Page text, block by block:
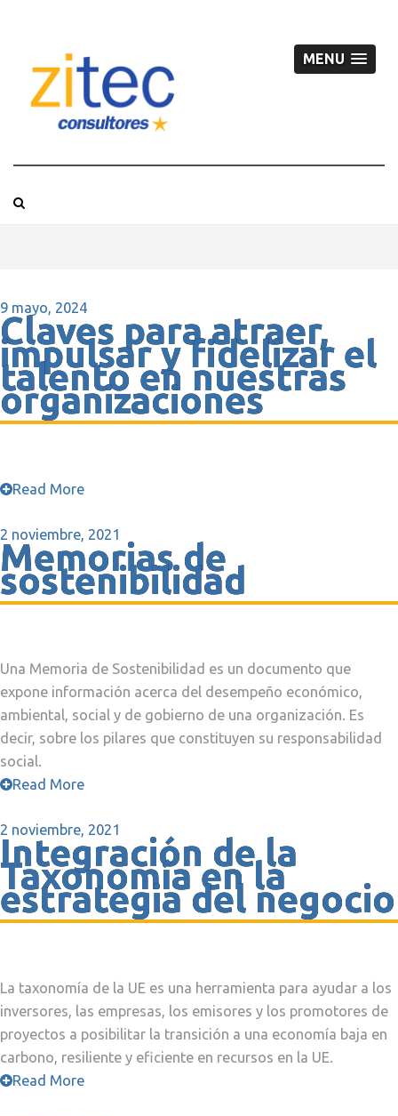
MENU
9 mayo, 2024
Claves para atraer,
impulsar y fidelizar el
talento en nuestras
organizaciones
Read More
2 noviembre, 2021
Memorias de
sostenibilidad
Una Memoria de Sostenibilidad es un documento que
expone información acerca del desempeño económico,
ambiental, social y de gobierno de una organización. Es
decir, sobre los pilares que constituyen su responsabilidad
social.
Read More
2 noviembre, 2021
Integración de la
Taxonomía en la
estrategia del negocio
La taxonomía de la UE es una herramienta para ayudar a los
inversores, las empresas, los emisores y los promotores de
proyectos a posibilitar la transición a una economía baja en
carbono, resiliente y eficiente en recursos en la UE.
Read More